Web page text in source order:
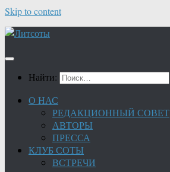
Skip to content
Найти:
О НАС
РЕДАКЦИОННЫЙ СОВЕТ
АВТОРЫ
ПРЕССА
КЛУБ СОТЫ
ВСТРЕЧИ